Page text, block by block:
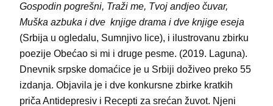
Gospodin pogrešni, Traži me, Tvoj andjeo čuvar,
Muška azbuka i dve knjige drama i dve knjige eseja
(Srbija u ogledalu, Sumnjivo lice), i ilustrovanu zbirku
poezije Obećao si mi i druge pesme. (2019. Laguna).
Dnevnik srpske domaćice je u Srbiji doživeo preko 55
izdanja. Objavila je i dve konkursne zbirke kratkih
priča Antidepresiv i Recepti za srećan žuvot. Njeni